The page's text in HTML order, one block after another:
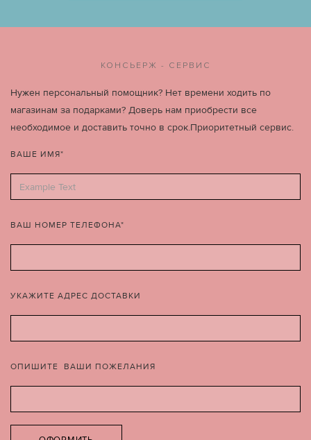
КОНСЬЕРЖ - СЕРВИС
Нужен персональный помощник? Нет времени ходить по
магазинам за подарками? Доверь нам приобрести все
необходимое и доставить точно в срок.Приоритетный сервис.
ВАШЕ ИМЯ*
ВАШ НОМЕР ТЕЛЕФОНА*
УКАЖИТЕ АДРЕС ДОСТАВКИ
ОПИШИТЕ ВАШИ ПОЖЕЛАНИЯ